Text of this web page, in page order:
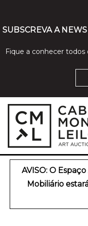
SUBSCREVA A
Fique a conhecer todos
AVISO: O
Mobiliário